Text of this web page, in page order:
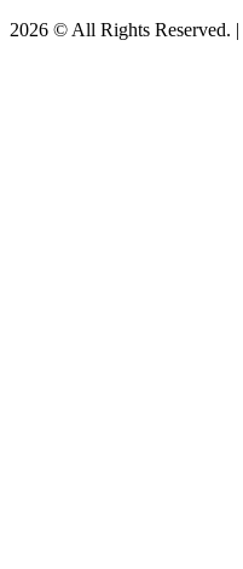
2026 © All Rights Reserved. |